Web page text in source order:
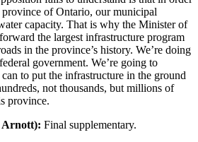
province of Ontario, our municipal
capacity. That is why the Minister of
the largest infrastructure program
in the province’s history. We’re doing
government. We’re going to
to put the infrastructure in the ground
not thousands, but millions of
province.
Arnott): Final supplementary.